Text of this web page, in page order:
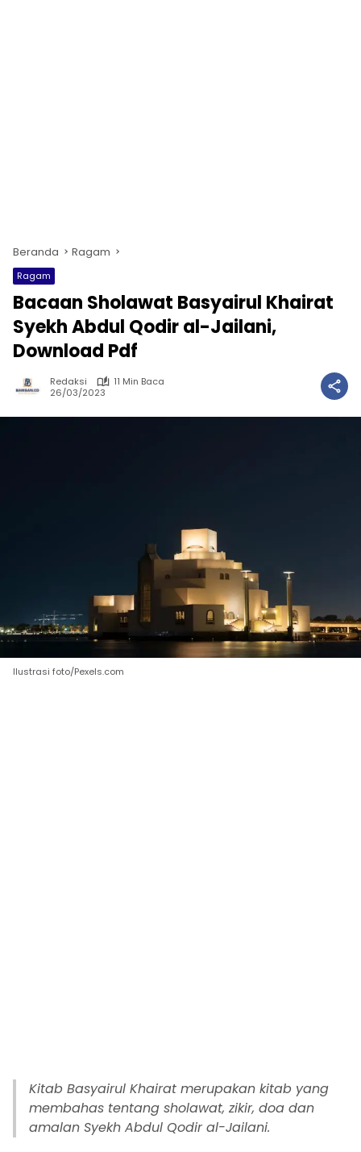
Beranda Ragam
Ragam
Bacaan Sholawat Basyairul Khairat
Syekh Abdul Qodir al-Jailani,
Download Pdf
Redaksi
11 Min Baca
26/03/2023
Ilustrasi foto/Pexels.com
Kitab Basyairul Khairat merupakan kitab yang
membahas tentang sholawat, zikir, doa dan
amalan Syekh Abdul Qodir al-Jailani.